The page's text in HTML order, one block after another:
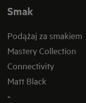
Smak
Podążaj za smakiem
Mastery Collection
Connectivity
Matt Black
-